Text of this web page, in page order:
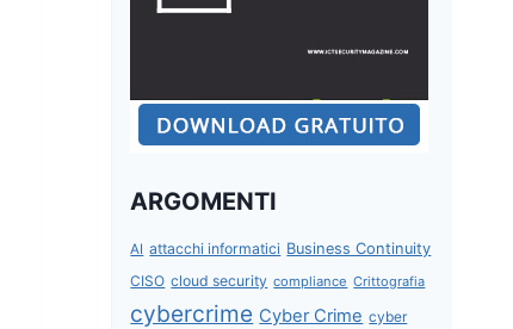
ARGOMENTI
AI attacchi informatici Business Continuity
CISO cloud security compliance Crittografia
cybercrime Cyber Crime cyber